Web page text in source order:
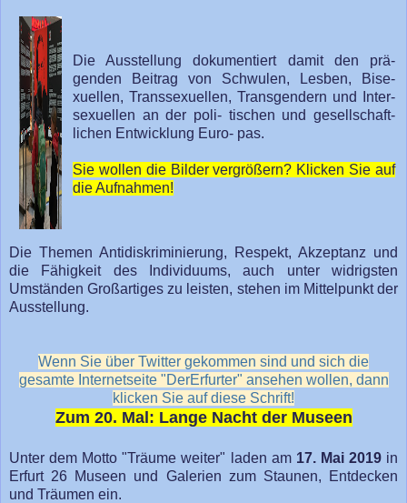
Die Ausstellung doku­mentiert damit den prä-
genden Beitrag von Schwulen, Lesben, Bise-
xuellen, Transsexuellen, Transgendern und Inter-
sexuellen an der poli- tischen und gesellschaft-
lichen Entwicklung Euro- pas.
Sie wollen die Bilder vergrößern? Klicken Sie auf
die Aufnahmen!
Die Themen Antidiskriminierung, Respekt, Akzeptanz und
die Fähigkeit des Indi­viduums, auch unter widrigsten
Umständen Großartiges zu leisten, stehen im Mittelpunkt der
Ausstellung.
Wenn Sie über Twitter gekommen sind und sich die
gesamte Internetseite "DerErfurter" ansehen wollen, dann
klicken Sie auf diese Schrift!
Zum 20. Mal: Lange Nacht der Museen
Unter dem Motto "Träume weiter" laden am 17. Mai 2019in
Erfurt 26 Museen und Galerien zum Staunen, Entdecken
und Träumen ein.